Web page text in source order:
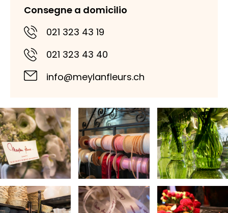
Consegne a domicilio
021 323 43 19
021 323 43 40
info@meylanfleurs.ch